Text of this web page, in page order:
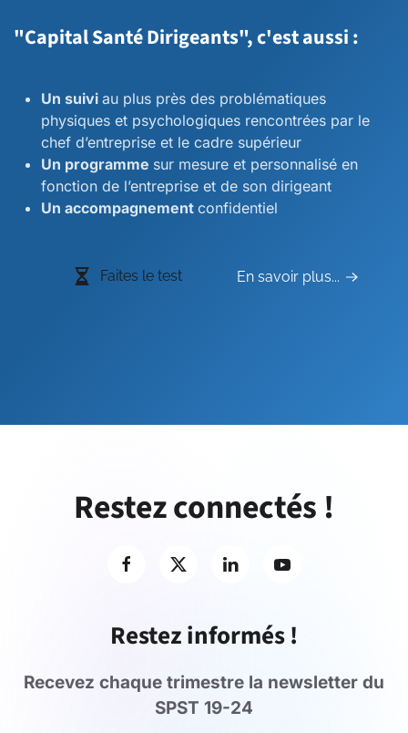
"Capital Santé Dirigeants", c'est aussi :
Un suivi au plus près des problématiques
physiques et psychologiques rencontrées par le
chef d’entreprise et le cadre supérieur
Un programme sur mesure et personnalisé en
fonction de l’entreprise et de son dirigeant
Un accompagnement confidentiel
Faites le test En savoir plus...
Restez connectés !
Restez informés !
Recevez chaque trimestre la newsletter du
SPST 19-24